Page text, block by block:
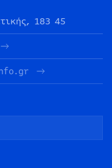
183 45